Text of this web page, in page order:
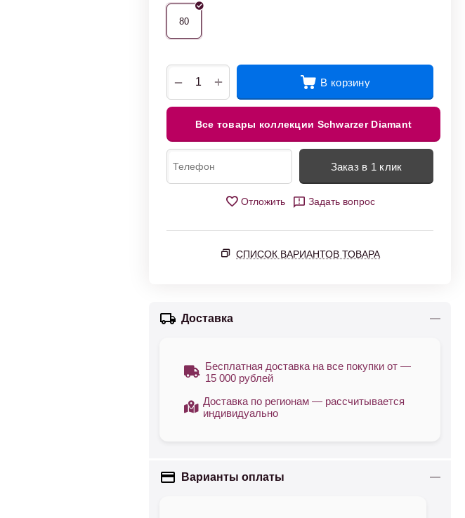
80
+
− В корзину
Все товары коллекции Schwarzer Diamant
Заказ в 1 клик
Отложить Задать вопрос
СПИСОК ВАРИАНТОВ ТОВАРА
Доставка
Бесплатная доставка на все покупки от —
15 000 рублей
Доставка по регионам — рассчитывается
индивидуально
Варианты оплаты